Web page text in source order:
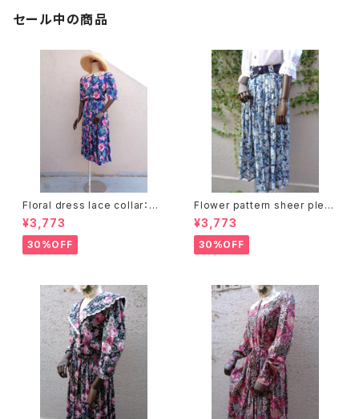
セール中の商品
Floral dress lace collar：花
柄ワンピース レース襟
¥3,773
30%OFF
Flower pattern sheer pleat
s skirt ベルト付き 花柄 シアー
プリーツ スカート
¥3,773
30%OFF